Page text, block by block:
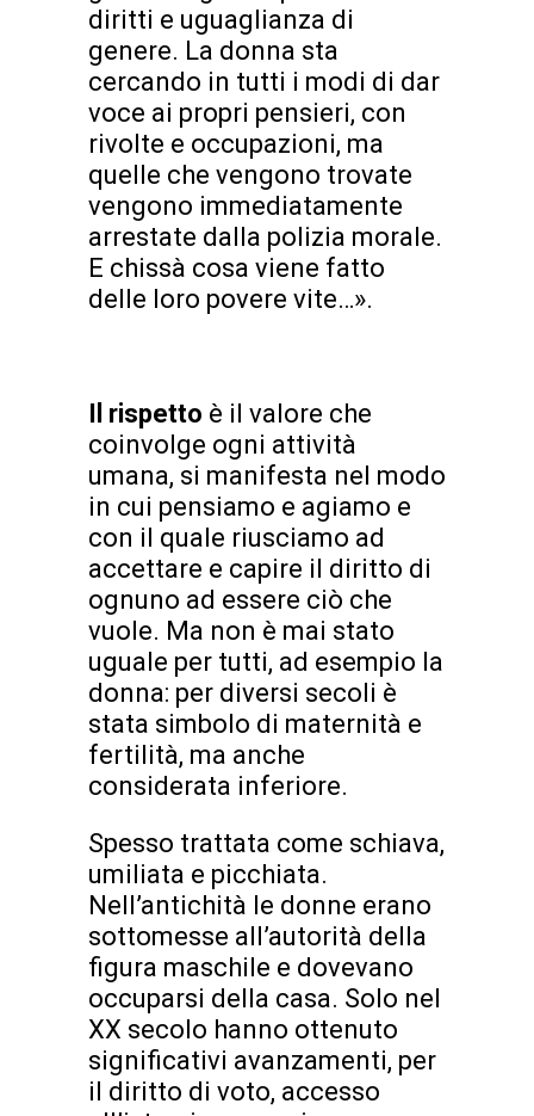
diritti e uguaglianza di
genere. La donna sta
cercando in tutti i modi di dar
voce ai propri pensieri, con
rivolte e occupazioni, ma
quelle che vengono trovate
vengono immediatamente
arrestate dalla polizia morale.
E chissà cosa viene fatto
delle loro povere vite…».
Il rispetto è il valore che
coinvolge ogni attività
umana, si manifesta nel modo
in cui pensiamo e agiamo e
con il quale riusciamo ad
accettare e capire il diritto di
ognuno ad essere ciò che
vuole. Ma non è mai stato
uguale per tutti, ad esempio la
donna: per diversi secoli è
stata simbolo di maternità e
fertilità, ma anche
considerata inferiore.
Spesso trattata come schiava,
umiliata e picchiata.
Nell’antichità le donne erano
sottomesse all’autorità della
figura maschile e dovevano
occuparsi della casa. Solo nel
XX secolo hanno ottenuto
significativi avanzamenti, per
il diritto di voto, accesso